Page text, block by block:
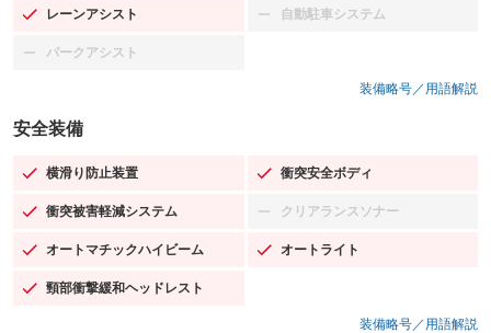
レーンアシスト
：装備あり 自動駐車システム
：装備なし
パークアシスト
：装備なし
装備略号／用語解説
安全装備
横滑り防止装置
：装備あり 衝突安全ボディ
：装備あり
衝突被害軽減システム
：装備あり クリアランスソナー
：装備なし
オートマチックハイビーム
：装備あり オートライト
：装備あり
頸部衝撃緩和ヘッドレスト
：装備あり
装備略号／用語解説